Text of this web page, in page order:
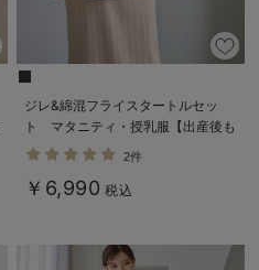
ジレ&綿混フライスタートルセッ
ト マタニティ・授乳服【出産後も
長く使える】
2件
￥6,990 税込